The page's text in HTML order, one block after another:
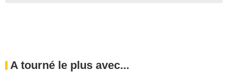
A tourné le plus avec...